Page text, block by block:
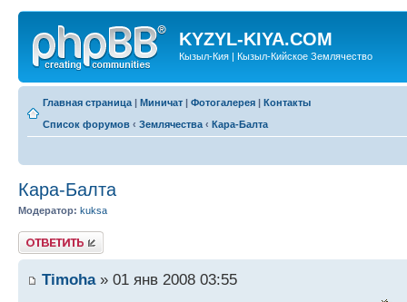
KYZYL-KIYA.COM
Кызыл-Кия | Кызыл-Кийское Землячество
Главная страница | Миничат | Фотогалерея | Контакты
Список форумов ‹ Землячества ‹ Кара-Балта
Кара-Балта
Модератор: kuksa
Ответить
Timoha» 01 янв 2008 03:55